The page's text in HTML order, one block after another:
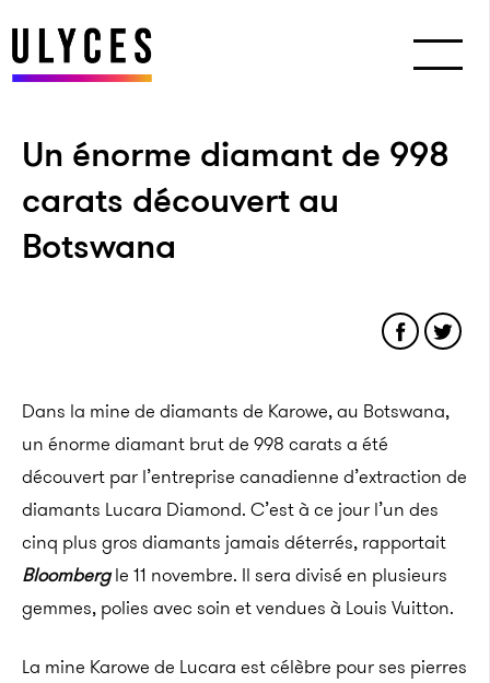
Un énorme diamant de 998
carats découvert au
Botswana
Dans la mine de diamants de Karowe, au Botswana,
un énorme diamant brut de 998 carats a été
découvert par l’entreprise canadienne d’extraction de
diamants Lucara Diamond. C’est à ce jour l’un des
cinq plus gros diamants jamais déterrés, rapportait
Bloombergle 11 novembre. Il sera divisé en plusieurs
gemmes, polies avec soin et vendues à Louis Vuitton.
La mine Karowe de Lucara est célèbre pour ses pierres